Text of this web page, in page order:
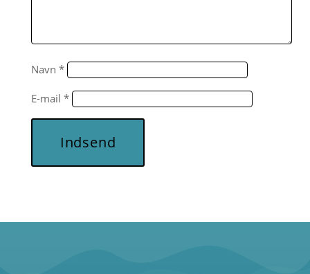
Navn *
E-mail *
Indsend